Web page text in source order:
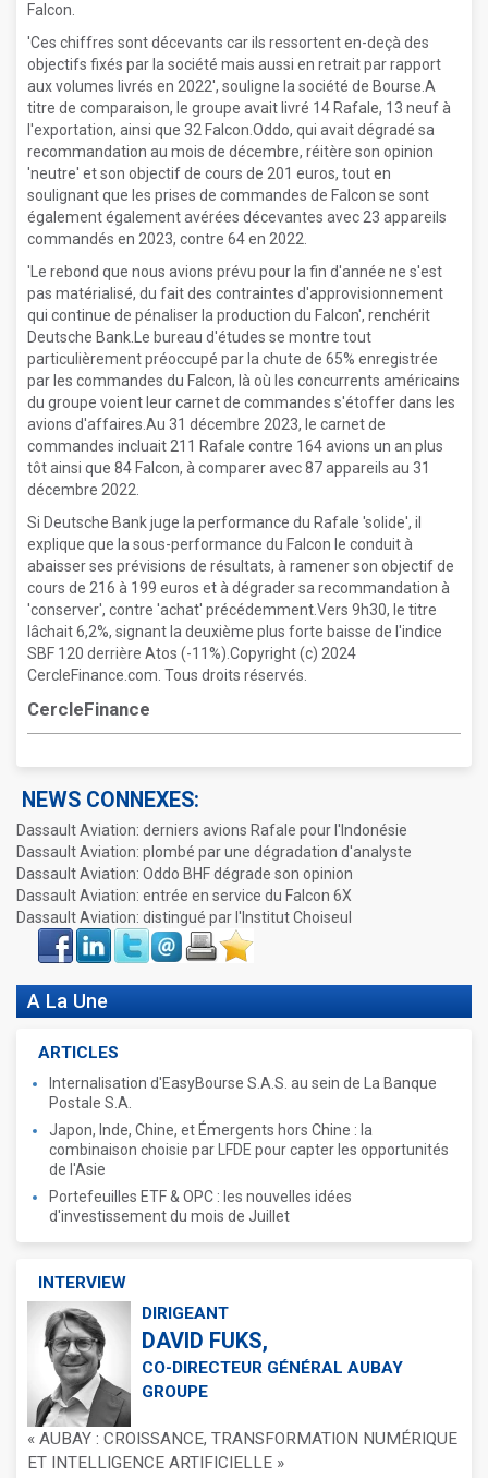
Falcon.
'Ces chiffres sont décevants car ils ressortent en-deçà des
objectifs fixés par la société mais aussi en retrait par rapport
aux volumes livrés en 2022', souligne la société de Bourse.A
titre de comparaison, le groupe avait livré 14 Rafale, 13 neuf à
l'exportation, ainsi que 32 Falcon.Oddo, qui avait dégradé sa
recommandation au mois de décembre, réitère son opinion
'neutre' et son objectif de cours de 201 euros, tout en
soulignant que les prises de commandes de Falcon se sont
également également avérées décevantes avec 23 appareils
commandés en 2023, contre 64 en 2022.
'Le rebond que nous avions prévu pour la fin d'année ne s'est
pas matérialisé, du fait des contraintes d'approvisionnement
qui continue de pénaliser la production du Falcon', renchérit
Deutsche Bank.Le bureau d'études se montre tout
particulièrement préoccupé par la chute de 65% enregistrée
par les commandes du Falcon, là où les concurrents américains
du groupe voient leur carnet de commandes s'étoffer dans les
avions d'affaires.Au 31 décembre 2023, le carnet de
commandes incluait 211 Rafale contre 164 avions un an plus
tôt ainsi que 84 Falcon, à comparer avec 87 appareils au 31
décembre 2022.
Si Deutsche Bank juge la performance du Rafale 'solide', il
explique que la sous-performance du Falcon le conduit à
abaisser ses prévisions de résultats, à ramener son objectif de
cours de 216 à 199 euros et à dégrader sa recommandation à
'conserver', contre 'achat' précédemment.Vers 9h30, le titre
lâchait 6,2%, signant la deuxième plus forte baisse de l'indice
SBF 120 derrière Atos (-11%).Copyright (c) 2024
CercleFinance.com. Tous droits réservés.
CercleFinance
NEWS CONNEXES:
Dassault Aviation: derniers avions Rafale pour l'Indonésie
Dassault Aviation: plombé par une dégradation d'analyste
Dassault Aviation: Oddo BHF dégrade son opinion
Dassault Aviation: entrée en service du Falcon 6X
Dassault Aviation: distingué par l'Institut Choiseul
Face
book
LinkIn Twitter Envoyer ImprimerFavoris
A La Une
ARTICLES
Internalisation d'EasyBourse S.A.S. au sein de La Banque
Postale S.A.
Japon, Inde, Chine, et Émergents hors Chine : la
combinaison choisie par LFDE pour capter les opportunités
de l'Asie
Portefeuilles ETF & OPC : les nouvelles idées
d'investissement du mois de Juillet
INTERVIEW
DIRIGEANT
DAVID FUKS,
CO-DIRECTEUR GÉNÉRAL AUBAY
GROUPE
« AUBAY : CROISSANCE, TRANSFORMATION NUMÉRIQUE
ET INTELLIGENCE ARTIFICIELLE »